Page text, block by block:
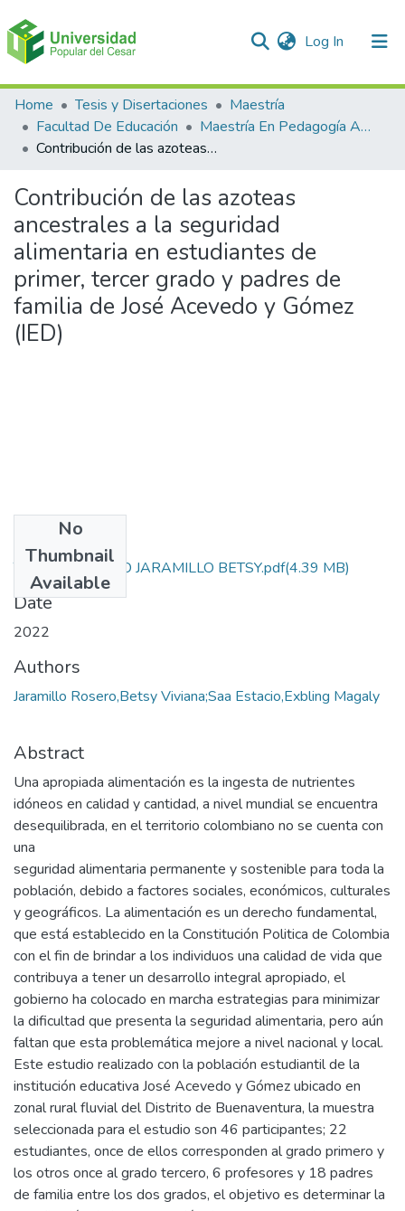
Log In (current)
Communities & Collections
All of DSpace
Home Tesis y Disertaciones
Maestría
Facultad De Educación
Maestría En Pedagogía Ambiental Para El desarrollo Sostenible
Contribución de las azoteas ancestrales a la seguridad alimentaria en estudiantes de primer, tercer grado y padres de familia de José Acevedo y Gómez (IED)
Contribución de las azoteas
ancestrales a la seguridad
alimentaria en estudiantes de
primer, tercer grado y padres de
familia de José Acevedo y Gómez
(IED)
No
Thumbnail
Available
TESIS DE GRADO JARAMILLO BETSY.pdf(4.39 MB)
Date
2022
Authors
Jaramillo Rosero,Betsy Viviana;Saa Estacio,Exbling Magaly
Abstract
Una apropiada alimentación es la ingesta de nutrientes
idóneos en calidad y cantidad, a nivel mundial se encuentra
desequilibrada, en el territorio colombiano no se cuenta con
una
seguridad alimentaria permanente y sostenible para toda la
población, debido a factores sociales, económicos, culturales
y geográficos. La alimentación es un derecho fundamental,
que está establecido en la Constitución Politica de Colombia
con el fin de brindar a los individuos una calidad de vida que
contribuya a tener un desarrollo integral apropiado, el
gobierno ha colocado en marcha estrategias para minimizar
la dificultad que presenta la seguridad alimentaria, pero aún
faltan que esta problemática mejore a nivel nacional y local.
Este estudio realizado con la población estudiantil de la
institución educativa José Acevedo y Gómez ubicado en
zonal rural fluvial del Distrito de Buenaventura, la muestra
seleccionada para el estudio son 46 participantes; 22
estudiantes, once de ellos corresponden al grado primero y
los otros once al grado tercero, 6 profesores y 18 padres
de familia entre los dos grados, el objetivo es determinar la